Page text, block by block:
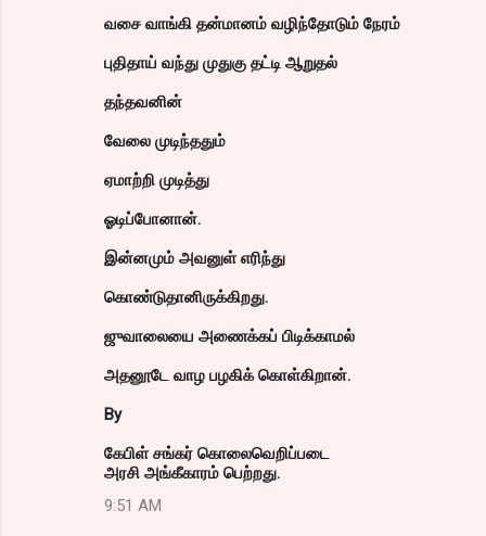
வசை வாங்கி தன்மானம் வழிந்தோடும் நேரம்
புதிதாய் வந்து முதுகு தட்டி ஆறுதல்
தந்தவனின்
வேலை முடிந்ததும்
ஏமாற்றி முடித்து
ஓடிப்போனான்.
இன்னமும் அவனுள் எரிந்து
கொண்டுதானிருக்கிறது.
ஜுவாலையை அணைக்கப் பிடிக்காமல்
அதனூடே வாழ பழகிக் கொள்கிறான்.
By
கேபிள் சங்கர் கொலைவெறிப்படை
அரசி அங்கீகாரம் பெற்றது.
9:51 AM